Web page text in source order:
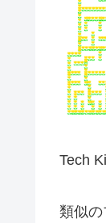
Tech
類似